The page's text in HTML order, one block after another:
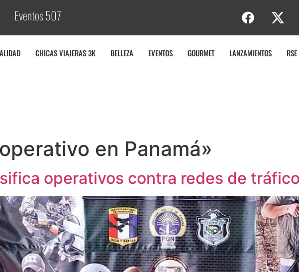
Eventos 507C
CHICAS VIAJERAS 3K BELLEZA EVENTOS GOURMET LANZAMIENTOS RSE
en Panamá»
operativos contra redes de